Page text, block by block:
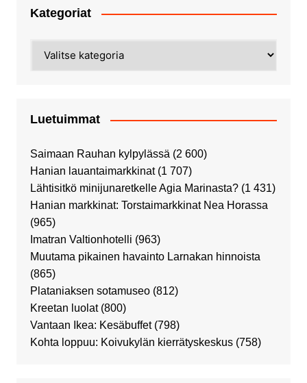
Kategoriat
Luetuimmat
Saimaan Rauhan kylpylässä (2 600)
Hanian lauantaimarkkinat (1 707)
Lähtisitkö minijunaretkelle Agia Marinasta? (1 431)
Hanian markkinat: Torstaimarkkinat Nea Horassa
(965)
Imatran Valtionhotelli (963)
Muutama pikainen havainto Larnakan hinnoista
(865)
Plataniaksen sotamuseo (812)
Kreetan luolat (800)
Vantaan Ikea: Kesäbuffet (798)
Kohta loppuu: Koivukylän kierrätyskeskus (758)